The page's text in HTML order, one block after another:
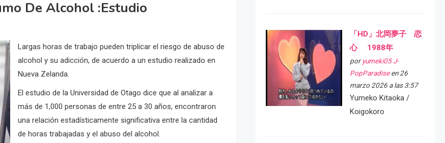
De Alcohol :estudio
Largas horas de trabajo pueden triplicar el riesgo de abuso de
alcohol y su adicción, de acuerdo a un estudio realizado en
Nueva Zelanda.
El estudio de la Universidad de Otago dice que al analizar a
más de 1,000 personas de entre 25 a 30 años, encontraron
una relación estadísticamente significativa entre la cantidad
de horas trabajadas y el abuso del alcohol.
「HD」北岡夢子 恋
心 1988年
por yumeki05 J-
PopParadiseen 26
marzo 2026 a las 3:57
Yumeko Kitaoka /
Koigokoro